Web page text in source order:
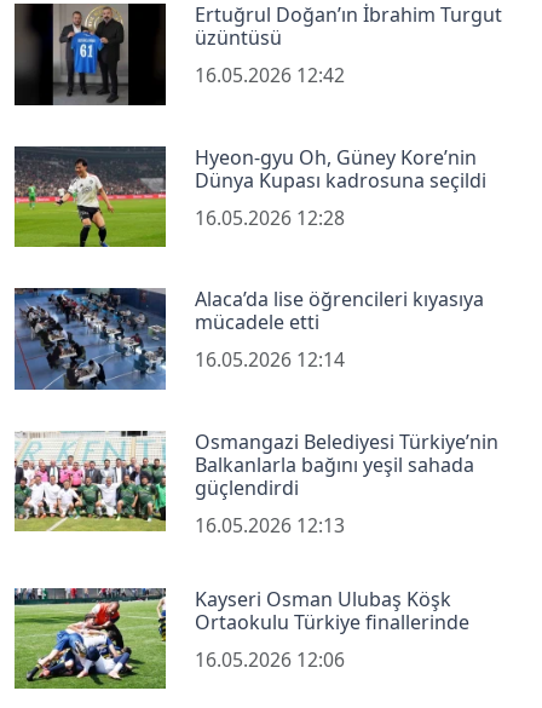
Ertuğrul Doğan’ın İbrahim Turgut
üzüntüsü
16.05.2026 12:42
Hyeon-gyu Oh, Güney Kore’nin
Dünya Kupası kadrosuna seçildi
16.05.2026 12:28
Alaca’da lise öğrencileri kıyasıya
mücadele etti
16.05.2026 12:14
Osmangazi Belediyesi Türkiye’nin
Balkanlarla bağını yeşil sahada
güçlendirdi
16.05.2026 12:13
Kayseri Osman Ulubaş Köşk
Ortaokulu Türkiye finallerinde
16.05.2026 12:06